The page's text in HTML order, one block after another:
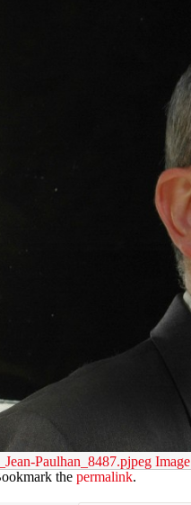
Paulhan_8487.pjpeg Image
the permalink.